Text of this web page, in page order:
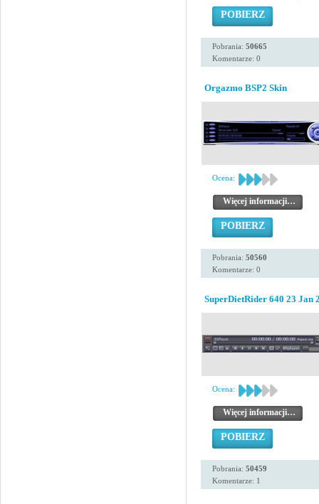
POBIERZ
Pobrania: 50665
Komentarze: 0
Orgazmo BSP2 Skin
Ocena:
Więcej informacji…
POBIERZ
Pobrania: 50560
Komentarze: 0
SuperDietRider 640 23 Jan
Ocena:
Więcej informacji…
POBIERZ
Pobrania: 50459
Komentarze: 1